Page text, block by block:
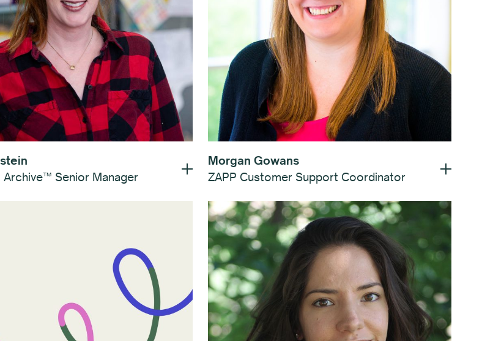
Archive™ Senior Manager
Morgan Gowans
ZAPP Customer Support Coordinator